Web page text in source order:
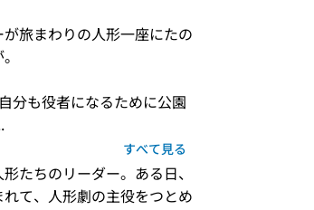
旅まわりの人形一座にたの
分も役者になるために公園
すべて見る
たちのリーダー。ある日、
て、人形劇の主役をつとめ